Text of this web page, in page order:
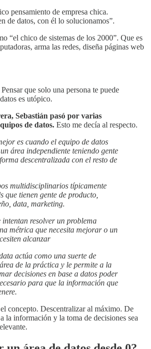
pensamiento de empresa chica.
de datos, con él lo solucionamos”.
“el chico de sistemas de los 2000”. Que es
arma las redes, diseña páginas web
que solo una persona te puede
es utópico.
Sebastián pasó por varias
de datos. Esto me decía al respecto.
es cuando el equipo de datos
área independiente teniendo gente
descentralizada con el resto de
multidisciplinarios típicamente
que tienen gente de producto,
data, marketing.
intentan resolver un problema
métrica que necesita mejorar o un
alcanzar
actúa como una suerte de
de la práctica y le permite a la
decisiones en base a datos poder
para que la información que
concepto. Descentralizar al máximo. De
la información y la toma de decisiones sea